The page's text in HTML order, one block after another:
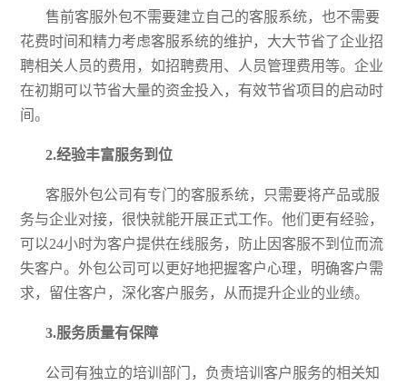
售前客服外包不需要建立自己的客服系统，也不需要
花费时间和精力考虑客服系统的维护，大大节省了企业招
聘相关人员的费用，如招聘费用、人员管理费用等。企业
在初期可以节省大量的资金投入，有效节省项目的启动时
间。
2.经验丰富服务到位
客服外包公司有专门的客服系统，只需要将产品或服
务与企业对接，很快就能开展正式工作。他们更有经验，
可以24小时为客户提供在线服务，防止因客服不到位而流
失客户。外包公司可以更好地把握客户心理，明确客户需
求，留住客户，深化客户服务，从而提升企业的业绩。
3.服务质量有保障
公司有独立的培训部门，负责培训客户服务的相关知